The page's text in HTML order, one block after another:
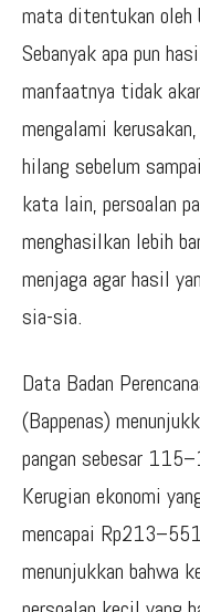
mata ditentukan oleh
Sebanyak apa pun
manfaatnya tidak
mengalami
hilang sebelum
kata lain, persoalan
menghasilkan lebih
menjaga agar hasil
sia-sia.
Data Badan
(Bappenas)
pangan sebesar
Kerugian ekonomi
mencapai
menunjukkan bahwa